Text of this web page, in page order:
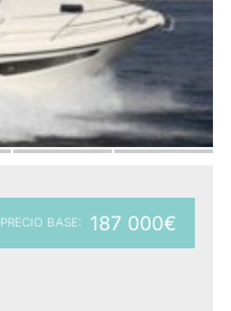
PRECIO BASE: 187 000€